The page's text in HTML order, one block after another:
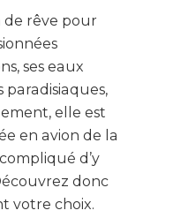
de rêve pour
ses eaux
paradisiaques,
elle est
en avion de la
d’y
donc
votre choix.